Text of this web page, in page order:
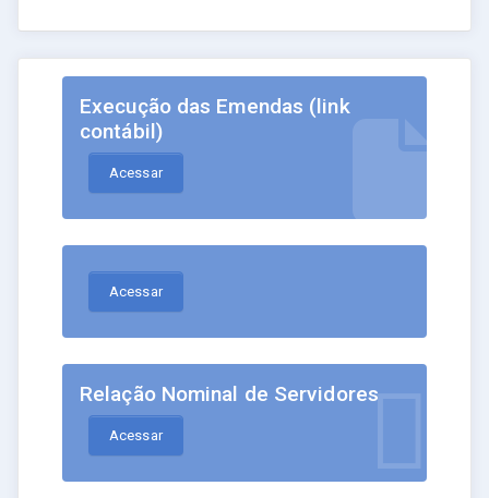
Execução das Emendas (link
contábil)
Acessar
Acessar
Relação Nominal de Servidores
Acessar